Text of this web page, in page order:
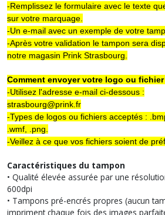
-Remplissez le formulaire avec le texte
sur votre marquage.
-Un e-mail avec un exemple de votre
-Après votre validation le tampon sera
notre magasin Prink Strasbourg.
Comment envoyer votre logo ou fichier
-Utilisez l'adresse e-mail ci-dessous :
strasbourg@prink.fr
-Types de logos ou fichiers acceptés :
.wmf, .png.
-Veillez à ce que vos fichiers soient de
Caractéristiques du tampon
• Qualité élevée assurée par une
600dpi
• Tampons pré-encrés propres (aucun
impriment chaque fois des images